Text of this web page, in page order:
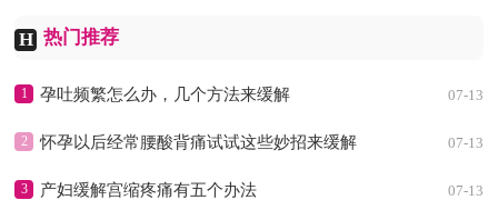
H 热门推荐
1 07-13
孕吐频繁怎么办，几个方法来缓解
2 07-13
怀孕以后经常腰酸背痛试试这些妙招来缓解
3 07-13
产妇缓解宫缩疼痛有五个办法